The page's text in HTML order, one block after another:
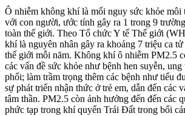
Ô nhiễm không khí là mối nguy sức khỏe môi
với con người, ước tính gây ra 1 trong 9
toàn thế giới. Theo Tổ chức Y tế Thế giới
khí là nguyên nhân gây ra khoảng 7 triệu ca
thế giới mỗi năm. Không khí ô nhiễm PM2.5
các vấn đề sức khỏe như bệnh hen suyễn,
phổi; làm trầm trọng thêm các bệnh như tiểu
sự phát triển nhận thức ở trẻ em, dẫn đến các
tâm thần. PM2.5 còn ảnh hưởng đến đến các
phức tạp trong khí quyển Trái Đất trong bối